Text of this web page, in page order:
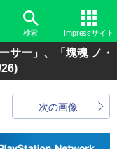
検索 Impressサイト
サー」、「塊魂 ノ・
次の画像